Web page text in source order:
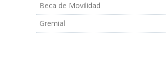
Beca de Movilidad
Gremial